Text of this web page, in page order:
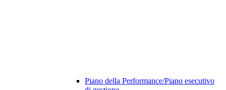
Piano della Performance/Piano esecutivo